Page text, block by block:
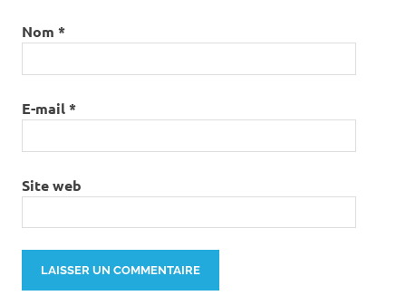
Nom *
E-mail*
Site web